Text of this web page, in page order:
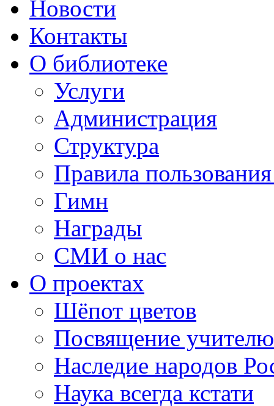
Новости
Контакты
О библиотеке
Услуги
Администрация
Структура
Правила
Гимн
Награды
СМИ о нас
О проектах
Шёпот цветов
Посвящение учителю
Наследие народов
Наука всегда кстати